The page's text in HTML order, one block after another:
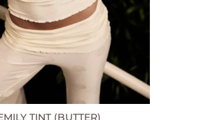
TINT (BUTTER)